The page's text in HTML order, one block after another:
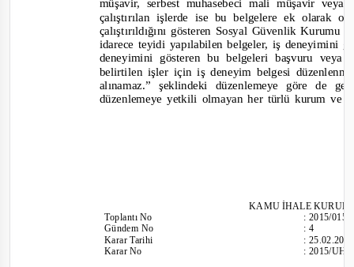
müşavir, serbest muhasebeci mali müşavir
çalıştırılan işlerde ise bu belgelere ek olarak
çalıştırıldığını gösteren Sosyal Güvenlik
idarece teyidi yapılabilen belgeler, iş deneyimini
deneyimini gösteren bu belgeleri başvuru
belirtilen işler için iş deneyim belgesi
alınamaz.” şeklindeki düzenlemeye göre de
düzenlemeye yetkili olmayan her türlü kurum ve
KAMU İHALE
ToplantıNo
Gündem No
Karar Tarihi
Karar No
:2015/015
:4
:
:2015/